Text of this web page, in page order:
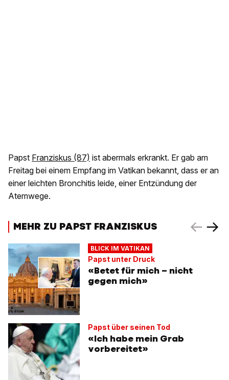
Papst Franziskus (87) ist abermals erkrankt. Er gab am
Freitag bei einem Empfang im Vatikan bekannt, dass er an
einer leichten Bronchitis leide, einer Entzündung der
Atemwege.
MEHR ZU PAPST FRANZISKUS
BLICK IM VATIKAN
Papst unter Druck
«Betet für mich – nicht
gegen mich»
Papst über seinen Tod
«Ich habe mein Grab
vorbereitet»